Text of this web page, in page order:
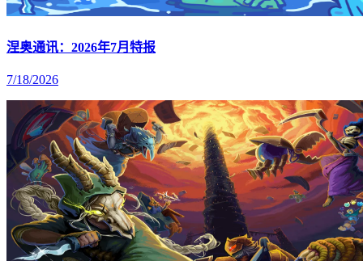
涅奥通讯：2026年7月特报
7/18/2026